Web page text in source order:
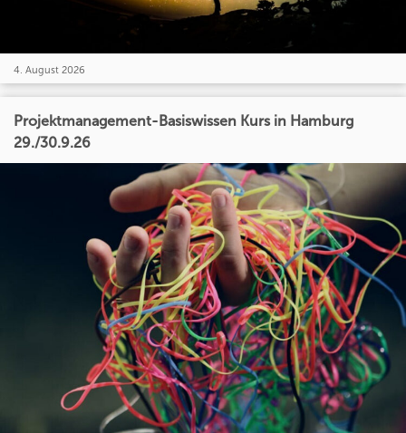
4. August 2026
Projektmanagement-Basiswissen Kurs in Hamburg
29./30.9.26